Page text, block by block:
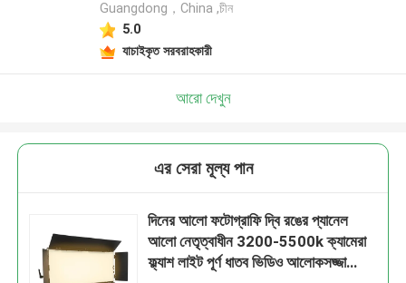
Guangdong，China ,চীন
5.0
যাচাইকৃত সরবরাহকারী
আরো দেখুন
এর সেরা মূল্য পান
দিনের আলো ফটোগ্রাফি দ্বি রঙের প্যানেল
আলো নেতৃত্বাধীন 3200-5500k ক্যামেরা
ফ্ল্যাশ লাইট পূর্ণ ধাতব ভিডিও আলোকসজ্জা